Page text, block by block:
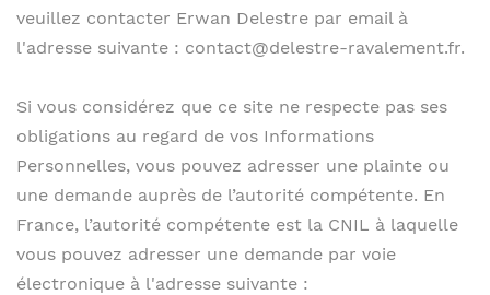
veuillez contacter Erwan Delestre par email à
l'adresse suivante : contact@delestre-ravalement.fr.
Si vous considérez que ce site ne respecte pas ses
obligations au regard de vos Informations
Personnelles, vous pouvez adresser une plainte ou
une demande auprès de l’autorité compétente. En
France, l’autorité compétente est la CNIL à laquelle
vous pouvez adresser une demande par voie
électronique à l'adresse suivante :